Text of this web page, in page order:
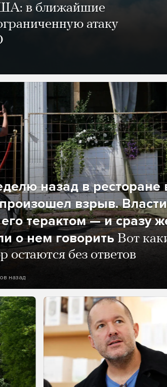
в ближайшие
атаку
назад в ресторане
взрыв. Власти
терактом — и сразу
о нем говорить Вот
остаются без ответов
назад